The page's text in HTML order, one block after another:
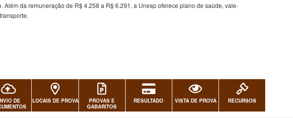
Além da remuneração de R$ 4.258 a R$ 6.291, a Unesp oferece plano de saúde, vale-
DE
LOCAIS DE PROVA
PROVAS E
GABARITOS
RESULTADO VISTA DE PROVA RECURSOS